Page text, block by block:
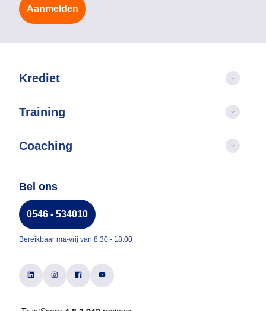
Aanmelden
Krediet
Training
Coaching
Bel ons
0546 - 534010
Bereikbaar ma-vrij van 8:30 - 18:00